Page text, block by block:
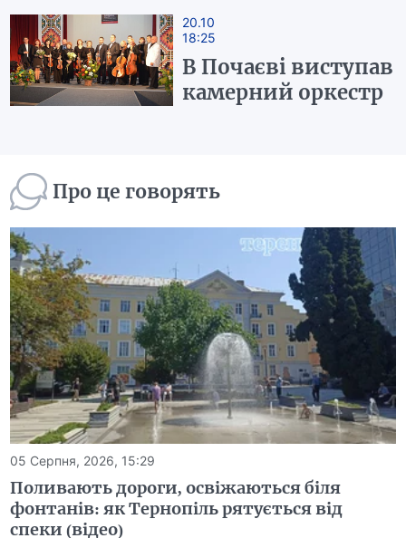
20.10
18:25
В Почаєві виступав
камерний оркестр
Про це говорять
05 Серпня, 2026, 15:29
Поливають дороги, освіжаються біля
фонтанів: як Тернопіль рятується від
спеки (відео)